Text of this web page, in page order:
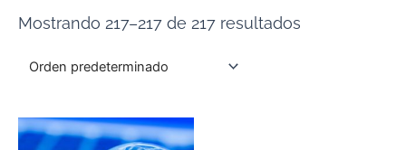
Mostrando 217–217 de 217 resultados